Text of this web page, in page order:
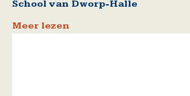
School van Dworp-Halle
Meer lezen